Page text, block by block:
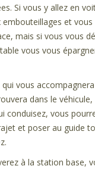
Si vous y allez en
et
mais si vous vous
vous vous
qui vous
dans le
conduisez, vous
et poser au guide
à la station base,